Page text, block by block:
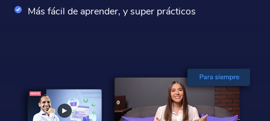
Más fácil de aprender, y super prácticos